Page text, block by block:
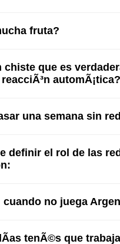
fruta?
chiste que es
automÃ¡tica?
una semana sin
definir el rol de las
cuando no juega
tenÃ©s que